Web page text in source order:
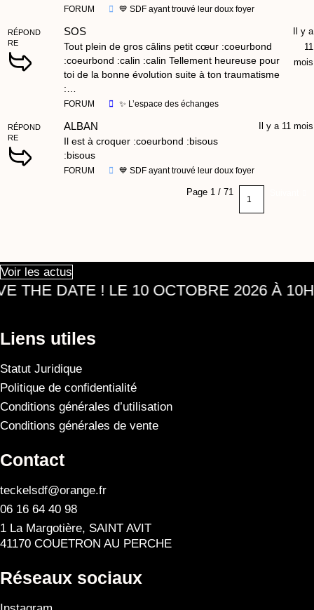
FORUM 💙 SDF ayant trouvé leur doux foyer
RÉPOND
RE
SOS
Tout plein de gros câlins petit cœur :coeurbond
:coeurbond :calin :calin Tellement heureuse pour
toi de la bonne évolution suite à ton traumatisme
:…
Il y a
11
mois
FORUM ✨ L’espace des échanges
RÉPOND
RE
ALBAN
Il est à croquer :coeurbond :bisous
:bisous
Il y a 11 mois
FORUM 💙 SDF ayant trouvé leur doux foyer
Page 1 / 71
Voir les actus
THE DATE ! LE 10 OCTOBRE 2026 À
Liens utiles
Statut Juridique
Politique de confidentialité
Conditions générales d’utilisation
Conditions générales de vente
Contact
teckelsdf@orange.fr
06 16 64 40 98
1 La Margotière, SAINT AVIT
41170 COUETRON AU PERCHE
Réseaux sociaux